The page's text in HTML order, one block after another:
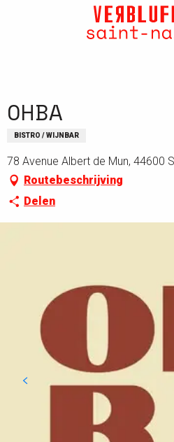
OHBA
BISTRO / WIJNBAR
78 Avenue Albert de Mun, 44600
Routebeschrijving
Delen